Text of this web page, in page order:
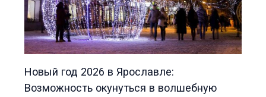
Новый год 2026 в Ярославле:
Возможность окунуться в волшебную